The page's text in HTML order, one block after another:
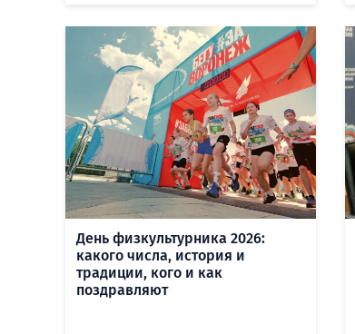
День физкультурника 2026:
какого числа, история и
традиции, кого и как
поздравляют